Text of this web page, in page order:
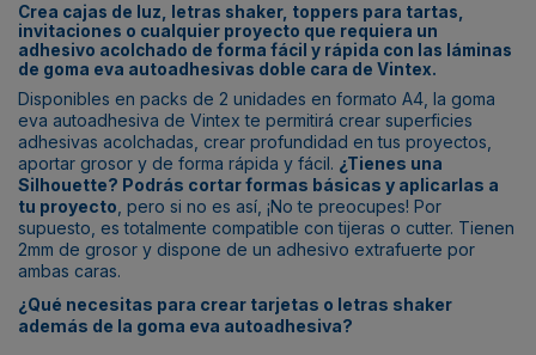
Crea cajas de luz, letras shaker, toppers para tartas,
invitaciones o cualquier proyecto que requiera un
adhesivo acolchado de forma fácil y rápida con las láminas
de goma eva autoadhesivas doble cara de Vintex.
Disponibles en packs de 2 unidades en formato A4, la goma
eva autoadhesiva de Vintex te permitirá crear superficies
adhesivas acolchadas, crear profundidad en tus proyectos,
aportar grosor y de forma rápida y fácil. ¿Tienes una
Silhouette? Podrás cortar formas básicas y aplicarlas a
tu proyecto , pero si no es así, ¡No te preocupes! Por
supuesto, es totalmente compatible con tijeras o cutter. Tienen
2mm de grosor y dispone de un adhesivo extrafuerte por
ambas caras.
¿Qué necesitas para crear tarjetas o letras shaker
además de la goma eva autoadhesiva?